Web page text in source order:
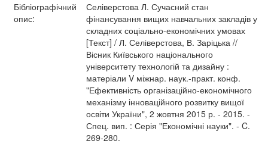
Бібліографічний
опис:
Селіверстова Л. Сучасний стан
фінансування вищих навчальних закладів у
складних соціально-економічних умовах
[Текст] / Л. Селіверстова, В. Заріцька //
Вісник Київського національного
університету технологій та дизайну :
матеріали V міжнар. наук.-практ. конф.
"Ефективність організаційно-економічного
механізму інноваційного розвитку вищої
освіти України", 2 жовтня 2015 р. - 2015. -
Спец. вип. : Серія "Економічні науки". - C.
269-280.